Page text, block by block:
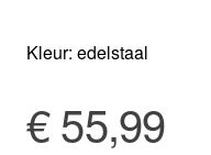
Kleur: edelstaal
€ 55,99